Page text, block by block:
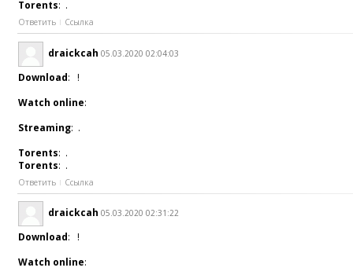
Torents: .
Ответить Ссылка
draickcah 05.03.2020 02:04:03
Download: !
Watch online:
Streaming: .
Torents: .
Torents: .
Ответить Ссылка
draickcah 05.03.2020 02:31:22
Download: !
Watch online: